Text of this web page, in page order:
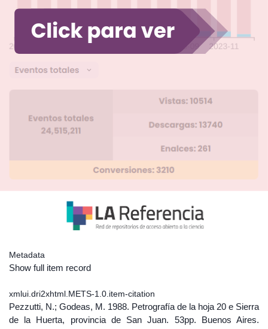
Metadata
Show full item record
xmlui.dri2xhtml.METS-1.0.item-citation
Pezzutti, N.; Godeas, M. 1988. Petrografía de la hoja 20 e Sierra
de la Huerta, provincia de San Juan. 53pp. Buenos Aires.